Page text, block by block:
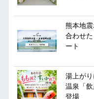
熊本地
合わせ
ート
湯上が
温泉「
登場